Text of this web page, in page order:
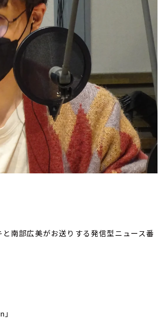
と南部広美がお送りする発信型ニュース番